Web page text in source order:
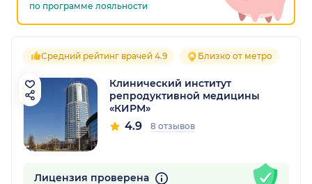
по программе лояльности
Средний рейтинг врачей 4.9 Близко от метро
Клинический институт
репродуктивной медицины
«КИРМ»
4.9 8 отзывов
Лицензия проверена